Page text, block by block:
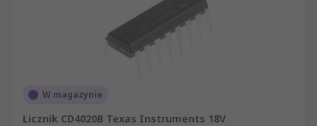
W magazynie
Licznik CD4020B Texas Instruments 18V